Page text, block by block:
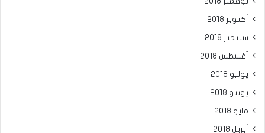
أكتوبر 2018
سبتمبر 2018
أغسطس 2018
يوليو 2018
يونيو 2018
مايو 2018
أبريل 2018